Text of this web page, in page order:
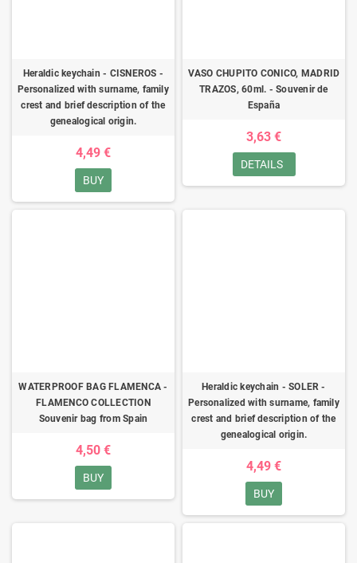
Heraldic keychain - CISNEROS -
Personalized with surname, family
crest and brief description of the
genealogical origin.
4,49 €
BUY
VASO CHUPITO CONICO, MADRID
TRAZOS, 60ml. - Souvenir de
España
3,63 €
DETAILS
WATERPROOF BAG FLAMENCA -
FLAMENCO COLLECTION
Souvenir bag from Spain
4,50 €
BUY
Heraldic keychain - SOLER -
Personalized with surname, family
crest and brief description of the
genealogical origin.
4,49 €
BUY